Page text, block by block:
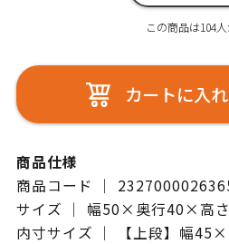
この商品は104
カートに入
商品仕様
商品コード ｜
サイズ ｜ 幅50×奥行40×高
内寸サイズ ｜ 【上段】幅